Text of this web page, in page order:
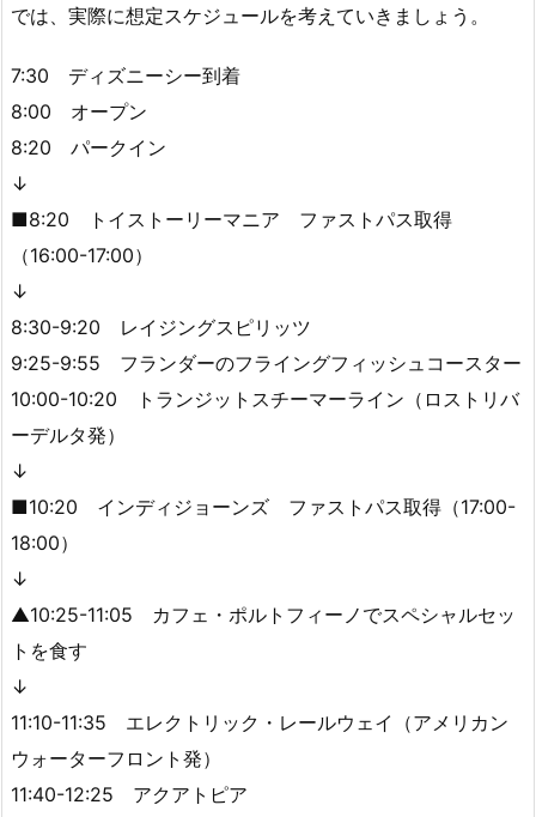
では、実際に想定スケジュールを考えていきましょう。
7:30 ディズニーシー到着
8:00 オープン
8:20 パークイン
↓
■8:20 トイストーリーマニア ファストパス取得
（16:00-17:00）
↓
8:30-9:20 レイジングスピリッツ
9:25-9:55 フランダーのフライングフィッシュコースター
10:00-10:20 トランジットスチーマーライン（ロストリバ
ーデルタ発）
↓
■10:20 インディジョーンズ ファストパス取得（17:00-
18:00）
↓
▲10:25-11:05 カフェ・ポルトフィーノでスペシャルセッ
トを食す
↓
11:10-11:35 エレクトリック・レールウェイ（アメリカン
ウォーターフロント発）
11:40-12:25 アクアトピア